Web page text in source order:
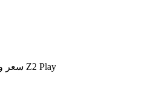
سعر ومواصفات جوال موتو Z2 Play